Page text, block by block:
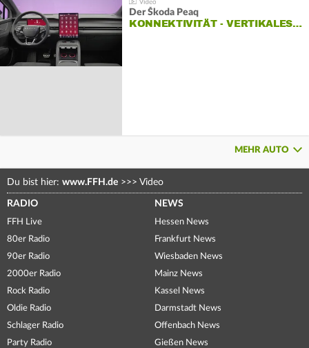
Der Škoda Peaq
KONNEKTIVITÄT - VERTIKALES…
MEHR AUTO
Du bist hier: www.FFH.de >>> Video
RADIO
FFH Live
80er Radio
90er Radio
2000er Radio
Rock Radio
Oldie Radio
Schlager Radio
Party Radio
NEWS
Hessen News
Frankfurt News
Wiesbaden News
Mainz News
Kassel News
Darmstadt News
Offenbach News
Gießen News